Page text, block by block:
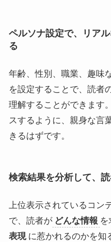
ペルソナ設定で、リア
る
年齢、性別、職業、趣味
を設定することで、読者
理解することができます
スするように、親身な言
きるはずです。
検索結果を分析して、
上位表示されているコン
で、読者が どんな情報 を
表現 に惹かれるのかを知